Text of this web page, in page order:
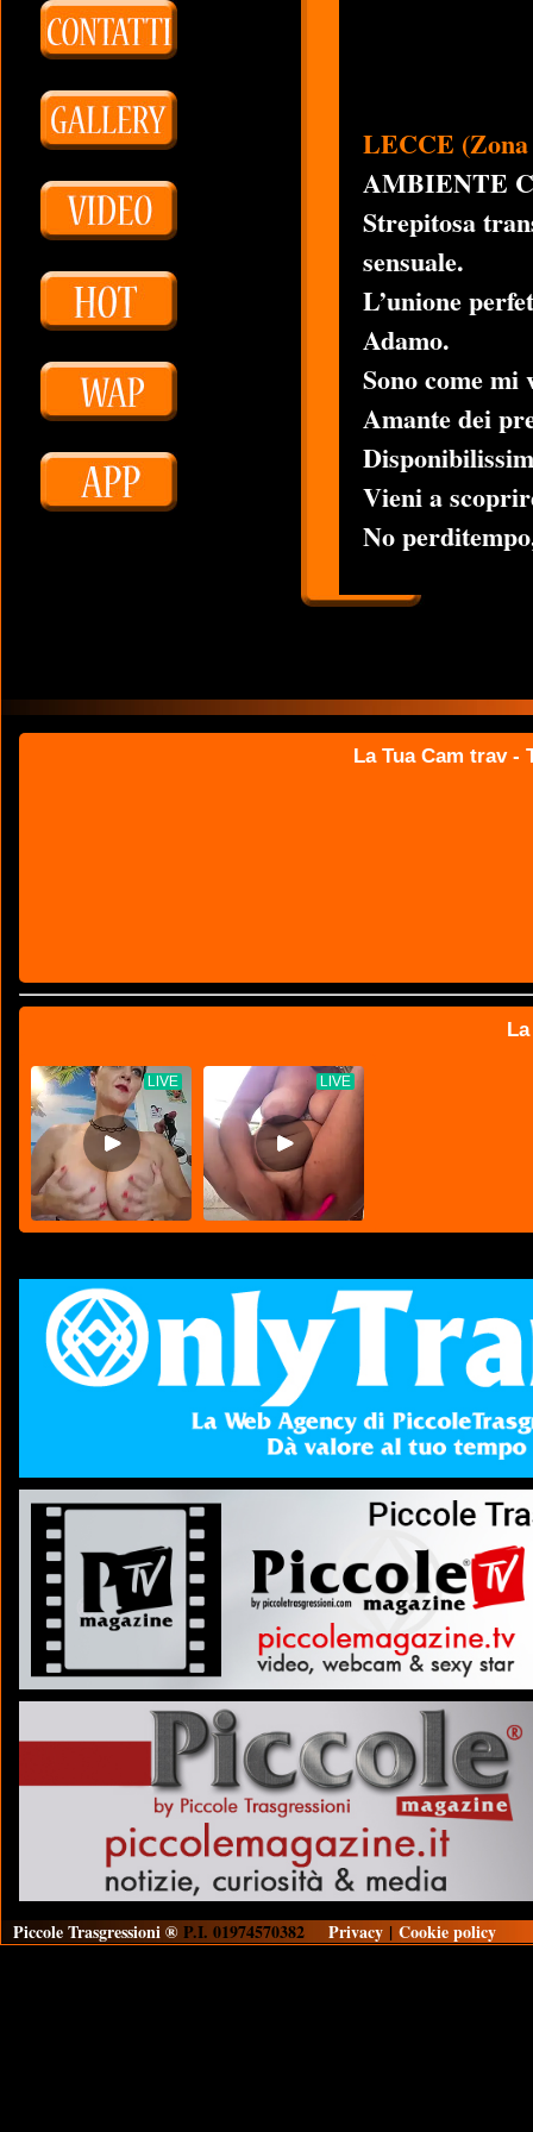
LECCE
AMBIENTE
Strepitosa
sensuale.
L’unione
Adamo.
Sono come mi
Amante dei
Vieni a
No
La Tua Cam trav -
Piccole Trasgressioni ® P.I. 01974570382 Privacy | Cookie policy